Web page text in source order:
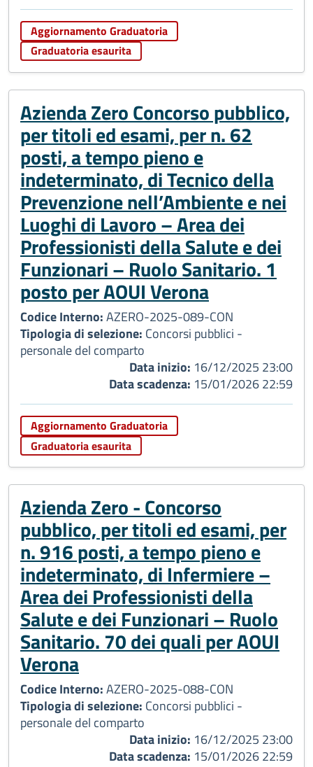
Aggiornamento Graduatoria
Graduatoria esaurita
Azienda Zero Concorso pubblico,
per titoli ed esami, per n. 62
posti, a tempo pieno e
indeterminato, di Tecnico della
Prevenzione nell’Ambiente e nei
Luoghi di Lavoro – Area dei
Professionisti della Salute e dei
Funzionari – Ruolo Sanitario. 1
posto per AOUI Verona
Codice Interno:AZERO-2025-089-CON
Tipologia di selezione: Concorsi pubblici -
personale del comparto
Data inizio: 16/12/2025 23:00
Data scadenza: 15/01/2026 22:59
Aggiornamento Graduatoria
Graduatoria esaurita
Azienda Zero - Concorso
pubblico, per titoli ed esami, per
n. 916 posti, a tempo pieno e
indeterminato, di Infermiere –
Area dei Professionisti della
Salute e dei Funzionari – Ruolo
Sanitario. 70 dei quali per AOUI
Verona
Codice Interno:AZERO-2025-088-CON
Tipologia di selezione: Concorsi pubblici -
personale del comparto
Data inizio: 16/12/2025 23:00
Data scadenza: 15/01/2026 22:59